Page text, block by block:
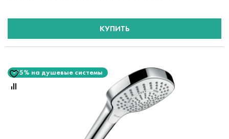
КУПИТЬ
-15% на душевые системы